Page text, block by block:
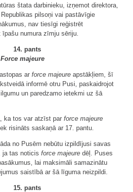
štata darbinieku, izņemot direktora,
pilsoņi vai pastāvīgie
nav tiesīgi reģistrēt
numura zīmju sēriju.
14. pants
Force majeure
ar force majeure apstākļiem, šī
informē otru Pusi, paskaidrojot
un paredzamo ietekmi uz šā
ka tos var atzīst par force majeure
risināts saskaņā ar 17. pantu.
no Pusēm nebūtu izpildījusi savas
ja tas noticis force majeure dēļ. Puses
lai maksimāli samazinātu
saistībā ar šā līguma neizpildi.
15. pants